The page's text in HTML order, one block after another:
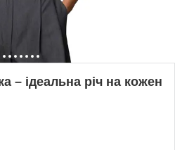
– ідеальна річ на кожен